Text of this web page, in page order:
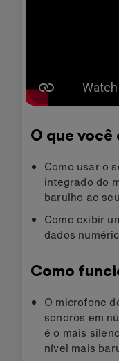
O que
Como usar o
integrado do
barulho ao
Como exibir
dados
Como
O microfone
sonoros em
é o mais
nível mais